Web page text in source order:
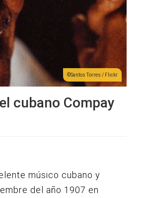
Santos Torres / Flickr
cubano Compay
músico cubano y
del año 1907 en